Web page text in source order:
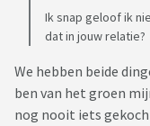
Ik snap geloof ik
dat in jouw relatie?
We hebben beide
ben van het groen
nog nooit iets